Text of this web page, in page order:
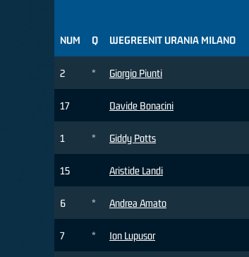
NUM Q WEGREENIT URANIA MILANO
2 * Giorgio Piunti
17 Davide Bonacini
1 * Giddy Potts
15 Aristide Landi
6 * Andrea Amato
7 * Ion Lupusor